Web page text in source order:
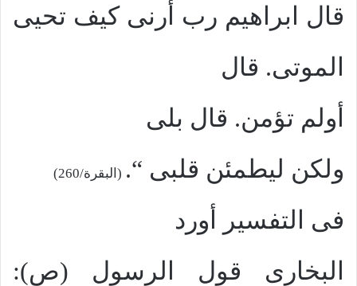
قال ابراهيم رب أرنى كيف تحيى
الموتى. قال
أولم تؤمن. قال بلى
ولكن ليطمئن قلبى “. (البقرة/260)
فى التفسير أورد
البخارى قول الرسول (ص):